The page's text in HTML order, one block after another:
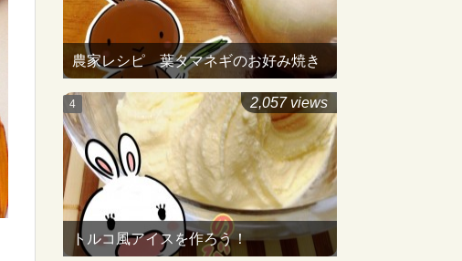
農家レシピ 葉タマネギのお好み焼き
トルコ風アイスを作ろう！
2,057 views